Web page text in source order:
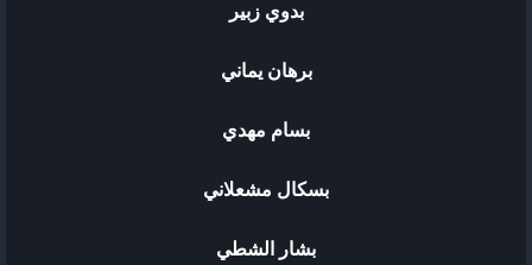
بدوي زبير
برهان يماني
بسام مهدي
بسكال مشعلاني
بشار الشطي